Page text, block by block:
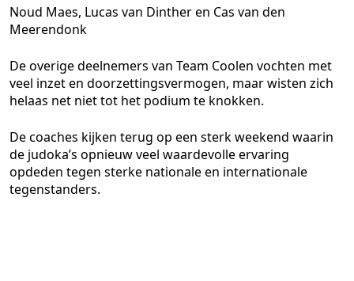
Noud Maes, Lucas van Dinther en Cas van den
Meerendonk
De overige deelnemers van Team Coolen vochten met
veel inzet en doorzettingsvermogen, maar wisten zich
helaas net niet tot het podium te knokken.
De coaches kijken terug op een sterk weekend waarin
de judoka’s opnieuw veel waardevolle ervaring
opdeden tegen sterke nationale en internationale
tegenstanders.